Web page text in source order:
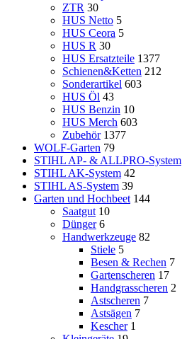
ZTR 30
HUS Netto 5
HUS Ceora 5
HUS R 30
HUS Ersatzteile 1377
Schienen&Ketten 212
Sonderartikel 603
HUS Öl 43
HUS Benzin 10
HUS Merch 603
Zubehör 1377
WOLF-Garten 79
STIHL AP- & ALLPRO-System
STIHL AK-System 42
STIHL AS-System 39
Garten und Hochbeet 144
Saatgut 10
Dünger 6
Handwerkzeuge 82
Stiele 5
Besen & Rechen 7
Gartenscheren 17
Handgrasscheren 2
Astscheren 7
Astsägen 7
Kescher 1